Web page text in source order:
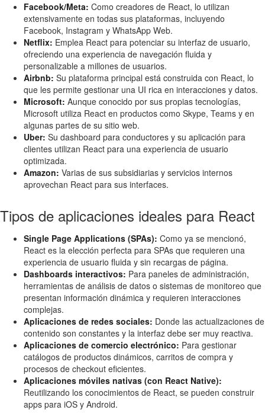
Facebook/Meta: Como creadores de React, lo utilizan
extensivamente en todas sus plataformas, incluyendo
Facebook, Instagram y WhatsApp Web.
Netflix: Emplea React para potenciar su interfaz de usuario,
ofreciendo una experiencia de navegación fluida y
personalizable a millones de usuarios.
Airbnb: Su plataforma principal está construida con React, lo
que les permite gestionar una UI rica en interacciones y datos.
Microsoft: Aunque conocido por sus propias tecnologías,
Microsoft utiliza React en productos como Skype, Teams y en
algunas partes de su sitio web.
Uber: Su dashboard para conductores y su aplicación para
clientes utilizan React para una experiencia de usuario
optimizada.
Amazon: Varias de sus subsidiarias y servicios internos
aprovechan React para sus interfaces.
Tipos de aplicaciones ideales para React
Single Page Applications (SPAs): Como ya se mencionó,
React es la elección perfecta para SPAs que requieren una
experiencia de usuario fluida y sin recargas de página.
Dashboards interactivos: Para paneles de administración,
herramientas de análisis de datos o sistemas de monitoreo que
presentan información dinámica y requieren interacciones
complejas.
Aplicaciones de redes sociales: Donde las actualizaciones de
contenido son constantes y la interfaz debe ser muy reactiva.
Aplicaciones de comercio electrónico: Para gestionar
catálogos de productos dinámicos, carritos de compra y
procesos de checkout eficientes.
Aplicaciones móviles nativas (con React Native):
Reutilizando los conocimientos de React, se pueden construir
apps para iOS y Android.